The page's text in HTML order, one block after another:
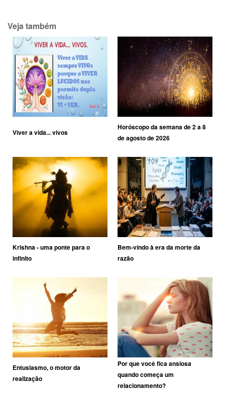
Veja também
Viver a vida... vivos
Horóscopo da semana de 2 a 8
de agosto de 2026
Krishna - uma ponte para o
infinito
Bem-vindo à era da morte da
razão
Entusiasmo, o motor da
realização
Por que você fica ansiosa
quando começa um
relacionamento?